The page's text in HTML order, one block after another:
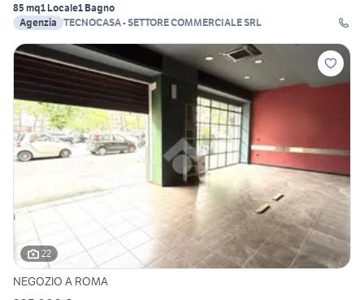
85 mq1 Locale1 Bagno
Agenzia TECNOCASA - SETTORE COMMERCIALE SRL
22
NEGOZIO A ROMA